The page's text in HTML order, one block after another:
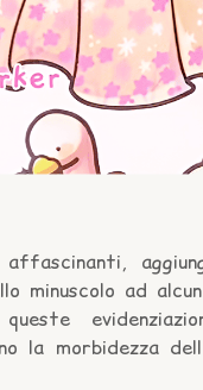
minuscolo ad
la morbidezza